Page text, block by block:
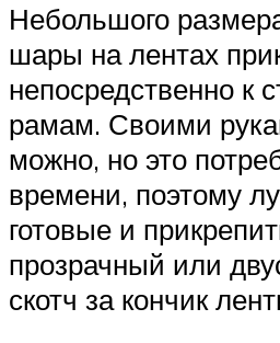
Небольшого
шары на лентах
непосредственно к
рамам. Своими
можно, но это
времени, поэтому
готовые и
прозрачный или
скотч за кончик